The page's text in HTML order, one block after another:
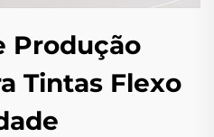
Produção
Tintas Flexo